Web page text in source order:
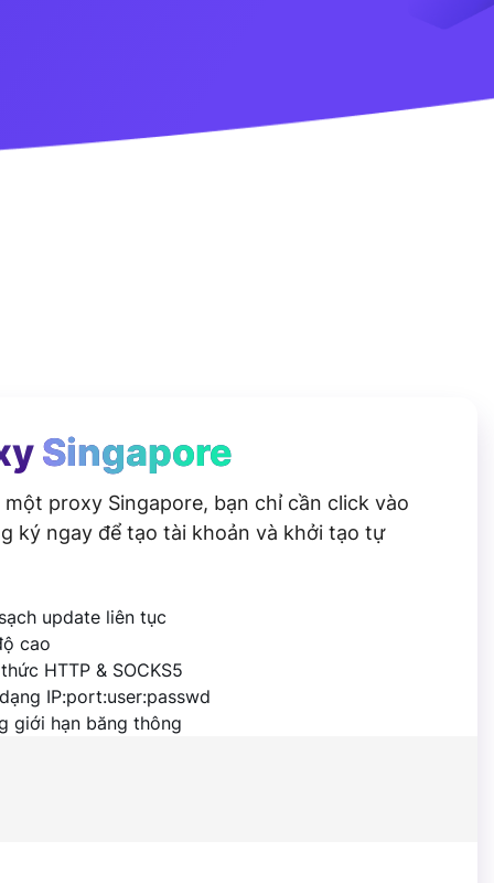
Singapore
một proxy Singapore, bạn chỉ cần click vào
ký ngay để tạo tài khoản và khởi tạo tự
update liên tục
cao
HTTP & SOCKS5
IP:port:user:passwd
giới hạn băng thông